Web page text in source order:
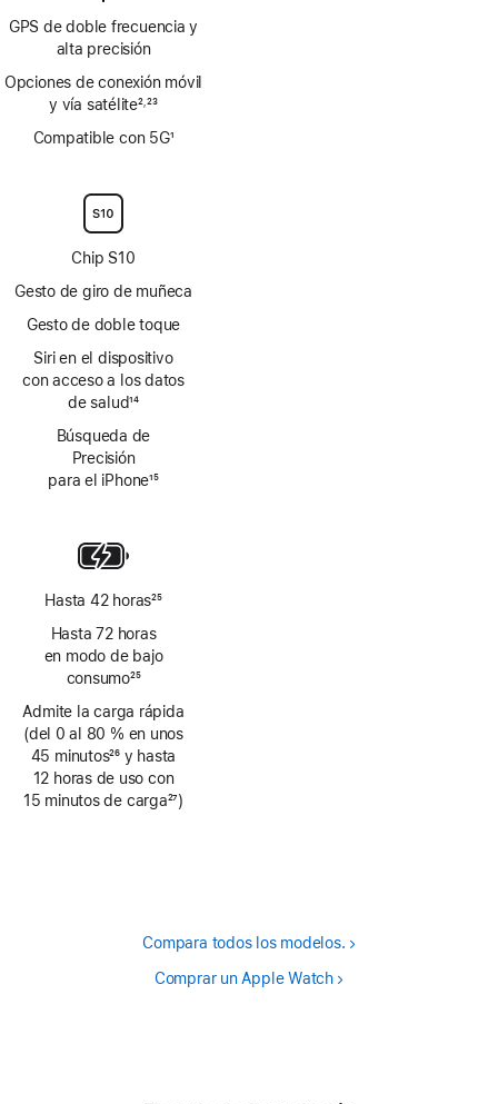
GPS de doble frecuencia y
alta precisión
Opciones de conexión móvil
y vía satélite2,23
Compatible con 5G
página
1
Chip S10
Gesto de giro de muñeca
Gesto de doble toque
Siri en el dispositivo
con acceso a los datos
de salud14
Búsqueda de
Precisión
para el iPhone
página
15
Hasta 42 horas
a
pie
página
25
Hasta 72 horas
en modo de bajo
consumo
a
pie
de
página
25
Admite la carga rápida
(del 0 al 80 % en unos
45 minutos
Nota
26 y hasta
12 horas de uso con
15 minutos de carga27)
Compara todos los modelos.
Comprar un Apple Watch